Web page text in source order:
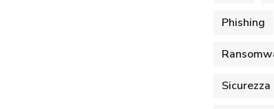
Phishing
Sicurezza